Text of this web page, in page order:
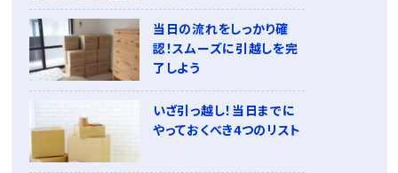
当日の流れをしっかり確
認！スムーズに引越しを完
了しよう
いざ引っ越し！当日までに
やっておくべき4つのリスト